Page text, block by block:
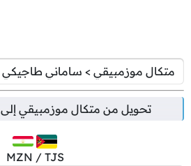
تحويل من متكال موزمبيقي إلى
MZN / TJS